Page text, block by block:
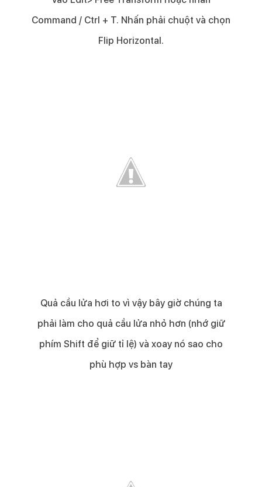
Command / Ctrl + T. Nhấn phải chuột và chọn
Flip Horizontal.​
Quả cầu lửa hơi to vì vậy bây giờ chúng ta
phải làm cho quả cầu lửa nhỏ hơn (nhớ giữ
phím Shift để giữ tỉ lệ) và xoay nó sao cho
phù hợp vs bàn tay​